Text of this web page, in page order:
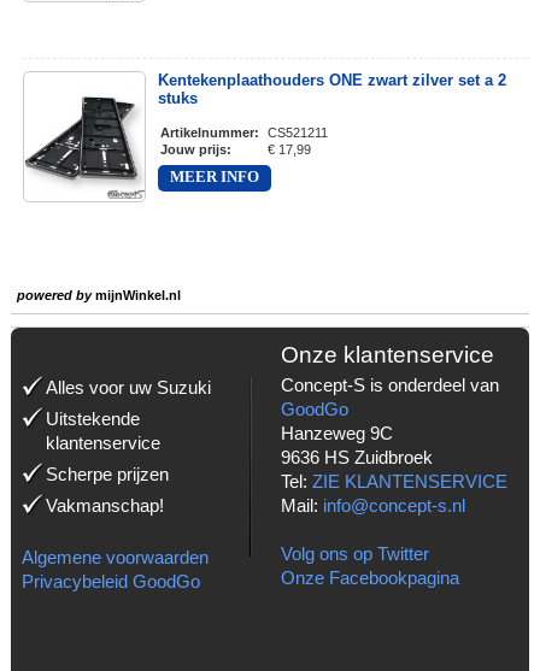
Kentekenplaathouders ONE zwart zilver set a 2
stuks
Artikelnummer:
CS521211
Jouw prijs: € 17,99
MEER INFO
powered bymijnWinkel.nl
Alles voor uw Suzuki
Uitstekende
klantenservice
Scherpe prijzen
Vakmanschap!
Algemene voorwaarden
Privacybeleid GoodGo
Onze klantenservice
Concept-S is onderdeel van
GoodGo
Hanzeweg 9C
9636 HS Zuidbroek
Tel: ZIE KLANTENSERVICE
Mail: info@concept-s.nl
Volg ons op Twitter
Onze Facebookpagina